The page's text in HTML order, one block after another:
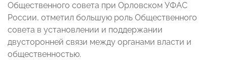
Общественного совета при Орловском УФАС
России, отметил большую роль Общественного
совета в установлении и поддержании
двусторонней связи между органами власти и
общественностью.